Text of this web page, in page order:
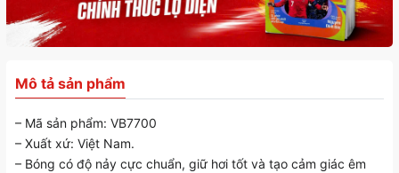
Mô tả sản phẩm
– Mã sản phẩm: VB7700
– Xuất xứ: Việt Nam.
– Bóng có độ nảy cực chuẩn, giữ hơi tốt và tạo cảm giác êm